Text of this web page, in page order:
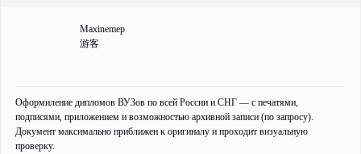
Maxinemep
游客
Оформиление дипломов ВУЗов по всей России и СНГ — с печатями,
подписями, приложением и возможностью архивной записи (по запросу).
Документ максимально приближен к оригиналу и проходит визуальную
проверку.